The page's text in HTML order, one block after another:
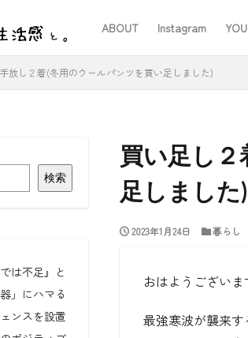
ABOUT Instagram
放し２着(冬用のウールパンツを買い足しました)
買い足し
足しました)
2023年1月24日 暮らし
おはようございま
最強寒波が襲来
検索
は不足』と
」にハマる
ンスを設置
WEB デザイン SEO
#家事問屋 #日用品